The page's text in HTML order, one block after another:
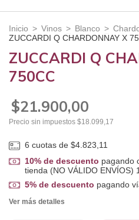
Inicio > Vinos > Blanco >
ZUCCARDI Q CHARDONNAY X
ZUCCARDI Q
750CC
$21.900,00
Precio sin impuestos $18.099,17
6 cuotas de $4.823,11
10% de descuento pagando
tienda (NO VÁLIDO ENVÍOS)
5% de descuento pagando
Ver más detalles